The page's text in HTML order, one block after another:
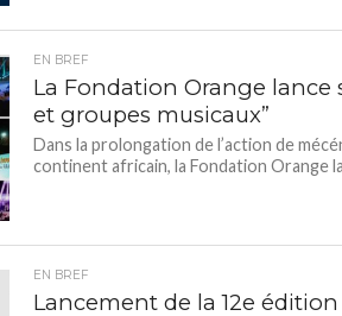
EN BREF
La Fondation Orange lance
et groupes musicaux”
Dans la prolongation de l’action de
continent africain, la Fondation Orange
EN BREF
Lancement de la 12e